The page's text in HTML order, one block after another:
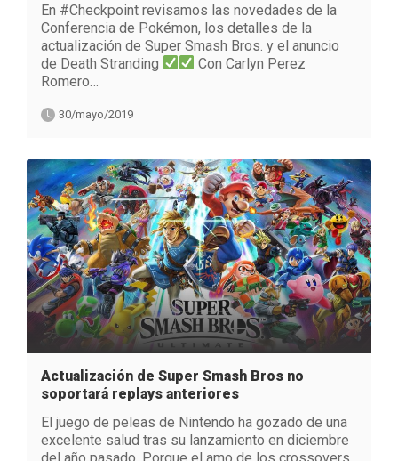
En #Checkpoint revisamos las novedades de la
Conferencia de Pokémon, los detalles de la
actualización de Super Smash Bros. y el anuncio
de Death Stranding
Con Carlyn Perez
Romero…
30/mayo/2019
Actualización de Super Smash Bros no
soportará replays anteriores
El juego de peleas de Nintendo ha gozado de una
excelente salud tras su lanzamiento en diciembre